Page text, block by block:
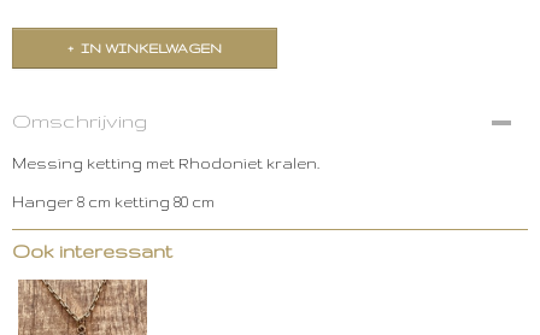
IN WINKELWAGEN
Omschrijving
Messing ketting met Rhodoniet kralen.
Hanger 8 cm ketting 80 cm
Ook interessant